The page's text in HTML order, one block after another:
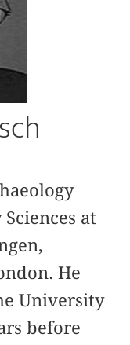
at
He
University
before